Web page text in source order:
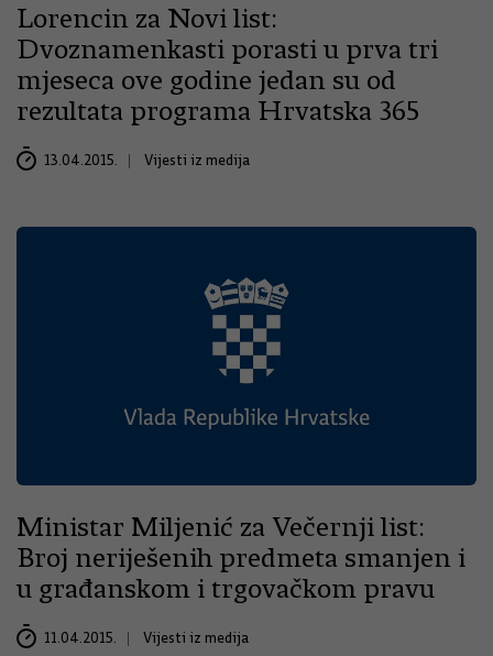
Lorencin za Novi list:
Dvoznamenkasti porasti u prva tri
mjeseca ove godine jedan su od
rezultata programa Hrvatska 365
13.04.2015. Vijesti iz medija
Ministar Miljenić za Večernji list:
Broj neriješenih predmeta smanjen i
u građanskom i trgovačkom pravu
11.04.2015. Vijesti iz medija